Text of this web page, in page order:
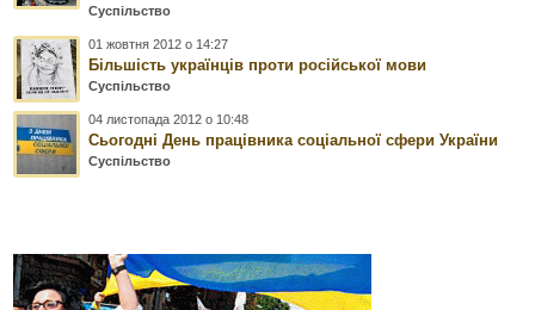
Суспільство
01 жовтня 2012 о 14:27
Більшість українців проти російської мови
Суспільство
04 листопада 2012 о 10:48
Сьогодні День працівника соціальної сфери України
Суспільство